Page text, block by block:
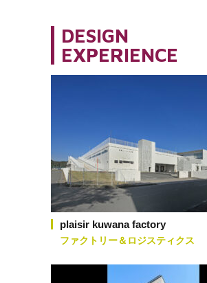
DESIGN
EXPERIENCE
plaisir kuwana factory
ファクトリー＆ロジスティクス